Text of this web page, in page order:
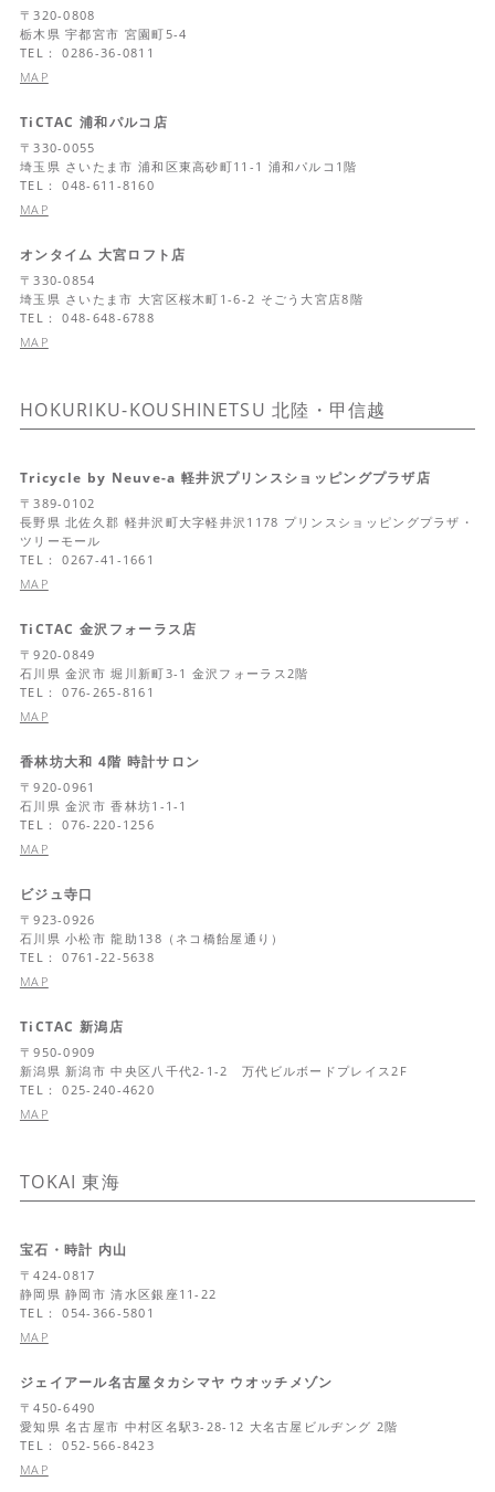
〒320-0808
栃木県宇都宮市 宮園町5-4
TEL： 0286-36-0811
MAP
TiCTAC 浦和パルコ店
〒330-0055
埼玉県 さいたま市 浦和区東高砂町11-1 浦和パルコ1階
TEL： 048-611-8160
MAP
オンタイム 大宮ロフト店
〒330-0854
埼玉県 さいたま市 大宮区桜木町1-6-2 そごう大宮店8階
TEL： 048-648-6788
MAP
HOKURIKU-KOUSHINETSU 北陸・甲信越
Tricycle by Neuve-a 軽井沢プリンスショッピングプラザ店
〒389-0102
長野県北佐久郡 軽井沢町大字軽井沢1178 プリンスショッピングプラザ・
ツリーモール
TEL： 0267-41-1661
MAP
TiCTAC 金沢フォーラス店
〒920-0849
石川県金沢市 堀川新町3-1 金沢フォーラス2階
TEL： 076-265-8161
MAP
香林坊大和 4階 時計サロン
〒920-0961
石川県金沢市 香林坊1-1-1
TEL： 076-220-1256
MAP
ビジュ寺口
〒923-0926
石川県小松市 龍助138（ネコ橋飴屋通り）
TEL： 0761-22-5638
MAP
TiCTAC 新潟店
〒950-0909
新潟県新潟市 中央区八千代2-1-2 万代ビルボードプレイス2F
TEL： 025-240-4620
MAP
TOKAI 東海
宝石・時計 内山
〒424-0817
静岡県静岡市 清水区銀座11-22
TEL： 054-366-5801
MAP
ジェイアール名古屋タカシマヤ ウオッチメゾン
〒450-6490
愛知県名古屋市 中村区名駅3-28-12 大名古屋ビルヂング 2階
TEL： 052-566-8423
MAP